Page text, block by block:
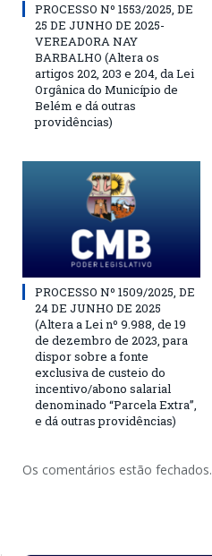
PROCESSO Nº 1553/2025, DE
25 DE JUNHO DE 2025-
VEREADORA NAY
BARBALHO (Altera os
artigos 202, 203 e 204, da Lei
Orgânica do Município de
Belém e dá outras
providências)
PROCESSO Nº 1509/2025, DE
24 DE JUNHO DE 2025
(Altera a Lei nº 9.988, de 19
de dezembro de 2023, para
dispor sobre a fonte
exclusiva de custeio do
incentivo/abono salarial
denominado “Parcela Extra”,
e dá outras providências)
Os comentários estão fechados.